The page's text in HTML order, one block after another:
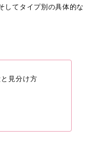
してタイプ別の具体的な
見分け方